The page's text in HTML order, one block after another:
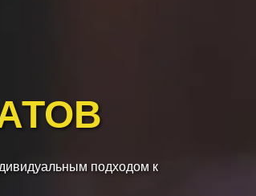
подходом к